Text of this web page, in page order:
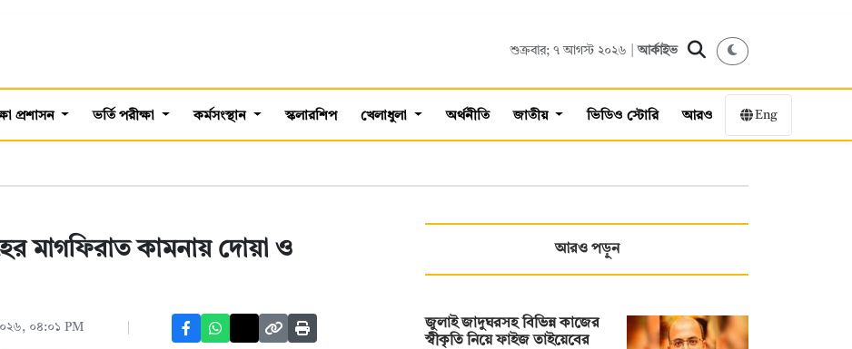
শুক্রবার; ৭ আগস্ট ২০২৬ |আর্কাইভ
প্রশাসন ভর্তি পরীক্ষা কর্মসংস্থান স্কলারশিপ খেলাধুলা অর্থনীতি জাতীয় ভিডিও স্টোরি আরও Eng
মাগফিরাত কামনায় দোয়া ও
০৪:০১ PM
আরও পড়ুন
জুলাই জাদুঘরসহ বিভিন্ন কাজের
স্বীকৃতি নিয়ে ফাইজ তাইয়েবের